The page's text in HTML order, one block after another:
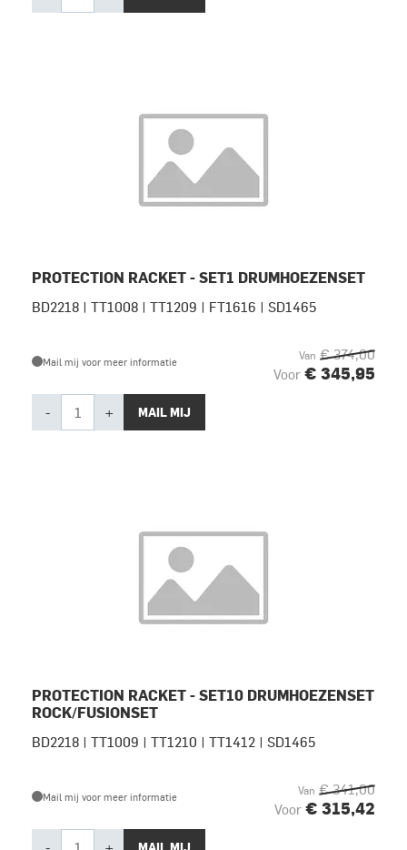
PROTECTION RACKET - SET1 DRUMHOEZENSET
BD2218 | TT1008 | TT1209 | FT1616 | SD1465
Mail mij voor meer informatie Van € 374,00
Voor € 345,95
- + MAIL MIJ
PROTECTION RACKET - SET10 DRUMHOEZENSET
ROCK/FUSIONSET
BD2218 | TT1009 | TT1210 | TT1412 | SD1465
Mail mij voor meer informatie Van € 341,00
Voor € 315,42